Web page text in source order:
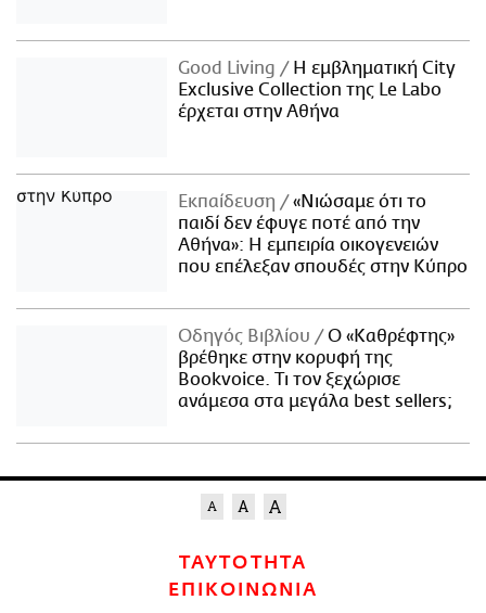
Good Living
Η εμβληματική City
Exclusive Collection της Le Labo
έρχεται στην Αθήνα
Εκπαίδευση
«Νιώσαμε ότι το
παιδί δεν έφυγε ποτέ από την
Αθήνα»: Η εμπειρία οικογενειών
που επέλεξαν σπουδές στην Κύπρο
Οδηγός Βιβλίου
Ο «Καθρέφτης»
βρέθηκε στην κορυφή της
Bookvoice. Τι τον ξεχώρισε
ανάμεσα στα μεγάλα best sellers;
ΤΑΥΤΟΤΗΤΑ
ΕΠΙΚΟΙΝΩΝΙΑ